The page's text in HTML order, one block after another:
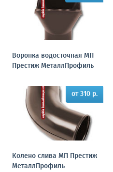
Воронка водосточная МП
Престиж МеталлПрофиль
от 310 р.
Колено слива МП Престиж
МеталлПрофиль